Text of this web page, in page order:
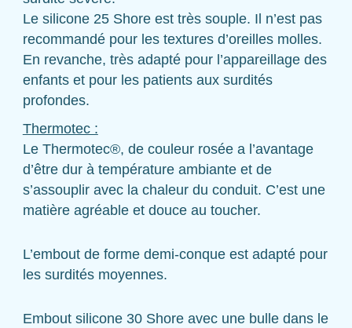
Le silicone 25 Shore est très souple. Il n’est pas
recommandé pour les textures d’oreilles molles.
En revanche, très adapté pour l’appareillage des
enfants et pour les patients aux surdités
profondes.
Thermotec :
Le Thermotec®, de couleur rosée a l’avantage
d’être dur à température ambiante et de
s’assouplir avec la chaleur du conduit. C’est une
matière agréable et douce au toucher.
L’embout de forme demi-conque est adapté pour
les surdités moyennes.
Embout silicone 30 Shore avec une bulle dans le